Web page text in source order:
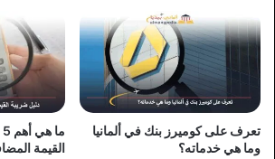
تعرف على كوميرز بنك في ألمانيا
وما هي خدماته؟
القيمة